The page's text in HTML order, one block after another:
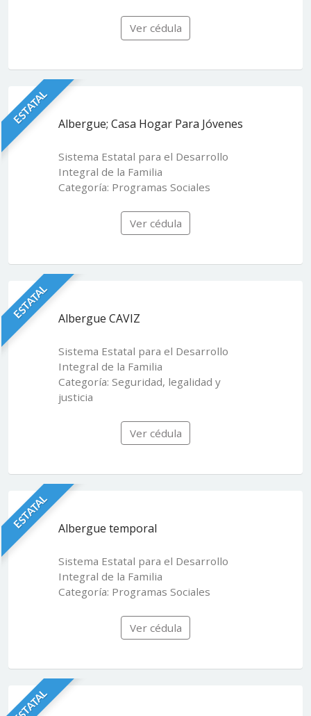
Ver cédula
ESTATAL Albergue; Casa Hogar Para Jóvenes
Sistema Estatal para el Desarrollo
Integral de la Familia
Categoría: Programas Sociales
Ver cédula
ESTATAL Albergue CAVIZ
Sistema Estatal para el Desarrollo
Integral de la Familia
Categoría: Seguridad, legalidad y
justicia
Ver cédula
ESTATAL Albergue temporal
Sistema Estatal para el Desarrollo
Integral de la Familia
Categoría: Programas Sociales
Ver cédula
ESTATAL